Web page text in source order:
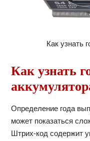
Как узнать
Как узнать
Определение года
может показаться
Штрих-код содержит